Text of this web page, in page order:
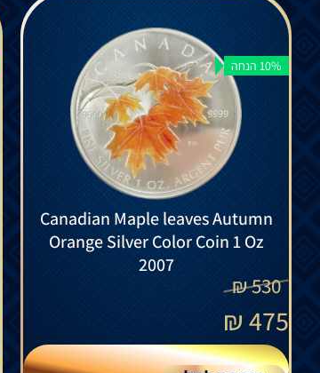
10% הנחה
Canadian Maple leaves Autumn
Orange Silver Color Coin 1 Oz
2007
530
₪
475
₪